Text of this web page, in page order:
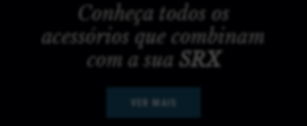
Conheça todos os
acessórios que combinam
com a sua SRX
VER MAIS